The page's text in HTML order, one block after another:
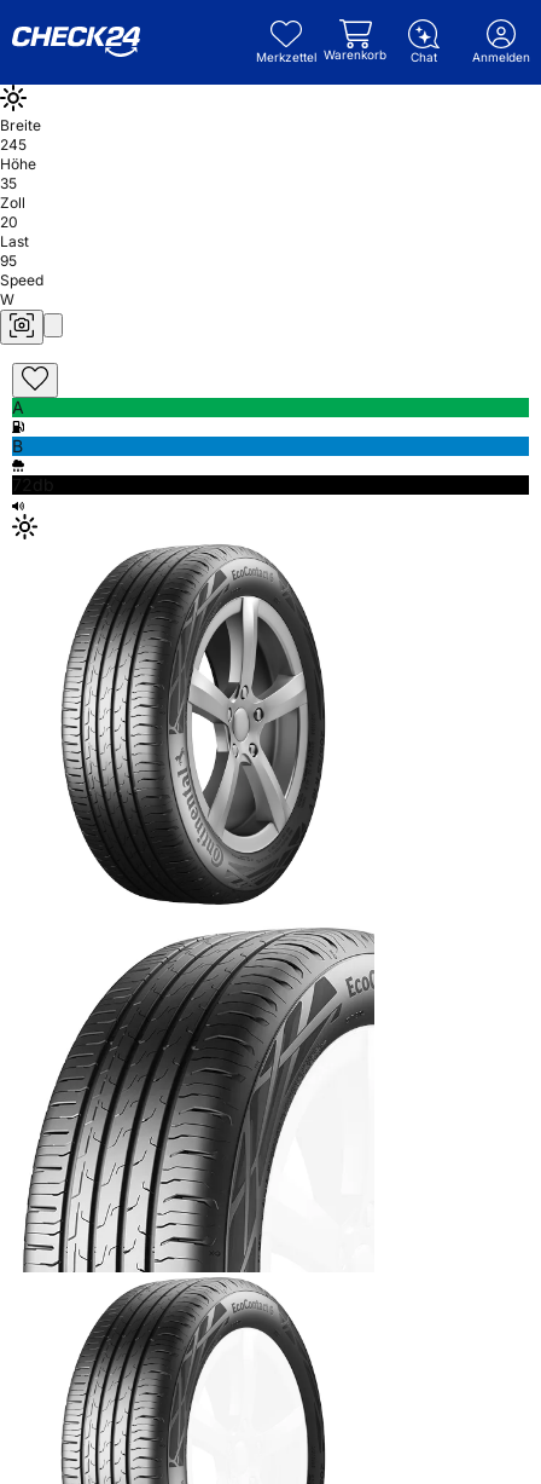
Merkzettel Warenkorb Chat Anmelden
Breite
245
Höhe
35
Zoll
20
Last
95
Speed
W
A
B
72db